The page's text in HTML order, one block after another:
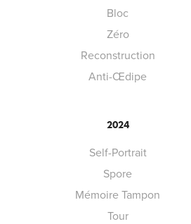
Bloc
Zéro
Reconstruction
Anti-Œdipe
2024
Self-Portrait
Spore
Mémoire Tampon
Tour